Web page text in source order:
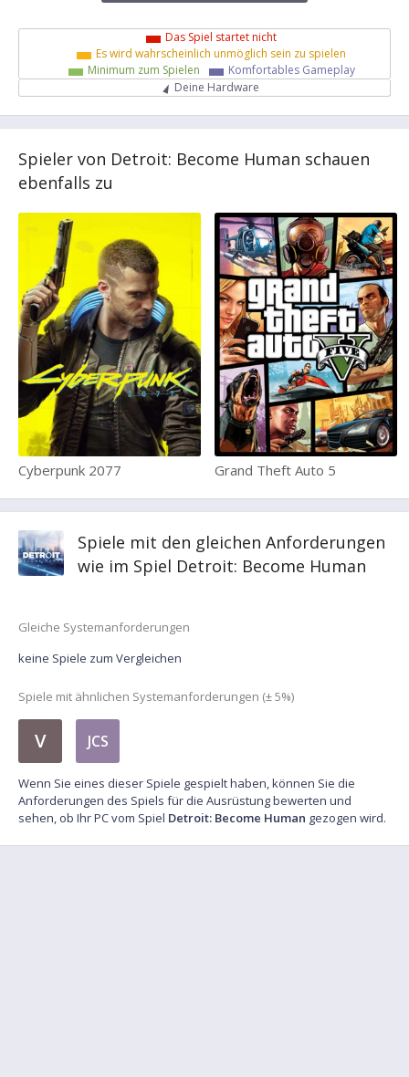
Das Spiel startet nicht
Es wird wahrscheinlich unmöglich sein zu spielen
Minimum zum Spielen
Komfortables Gameplay
Deine Hardware
Spieler von Detroit: Become Human schauen
ebenfalls zu
Cyberpunk 2077 Grand Theft Auto 5
Spiele mit den gleichen Anforderungen
wie im Spiel Detroit: Become Human
Gleiche Systemanforderungen
keine Spiele zum Vergleichen
Spiele mit ähnlichen Systemanforderungen (± 5%)
V JCS
Wenn Sie eines dieser Spiele gespielt haben, können Sie die
Anforderungen des Spiels für die Ausrüstung bewerten und
sehen, ob Ihr PC vom Spiel Detroit: Become Human gezogen wird.